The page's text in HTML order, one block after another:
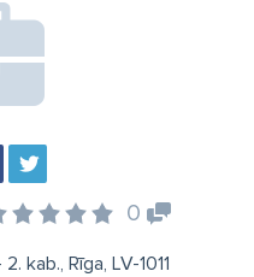
0
kab., Rīga, LV-1011